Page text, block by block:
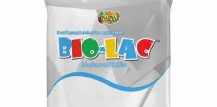
CONTINUE SHOPPING